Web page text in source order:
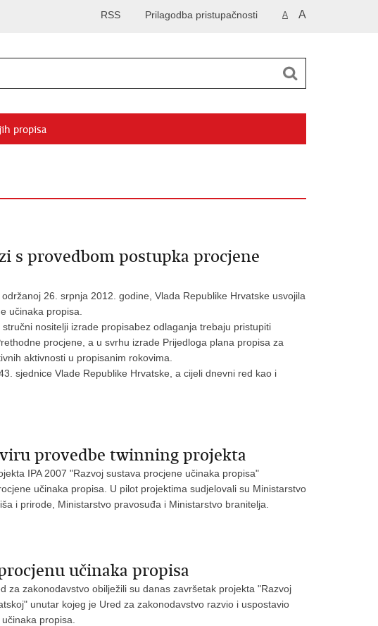
A A
Prilagodba pristupačnosti
RSS
propisa
s provedbom postupka procjene
26. srpnja 2012. godine, Vlada Republike Hrvatske usvojila
učinaka propisa.
nositelji izrade propisabez odlaganja trebaju pristupiti
procjene, a u svrhu izrade Prijedloga plana propisa za
aktivnosti u propisanim rokovima.
sjednice Vlade Republike Hrvatske, a cijeli dnevni red kao i
provedbe twinning projekta
IPA 2007 "Razvoj sustava procjene učinaka propisa"
učinaka propisa. U pilot projektima sudjelovali su Ministarstvo
i prirode, Ministarstvo pravosuđa i Ministarstvo branitelja.
učinaka propisa
za zakonodavstvo obilježili su danas završetak projekta "Razvoj
unutar kojeg je Ured za zakonodavstvo razvio i uspostavio
propisa.